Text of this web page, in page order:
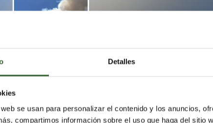
Detalles
se usan para personalizar el contenido y los anuncios,
compartimos información sobre el uso que haga del sitio